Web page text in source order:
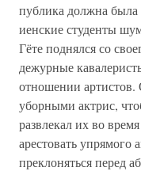
публика должна была
иенские студенты
Гёте поднялся со
дежурные
отношении артистов.
уборными актрис,
развлекал их во
арестовать упрямого
преклоняться перед